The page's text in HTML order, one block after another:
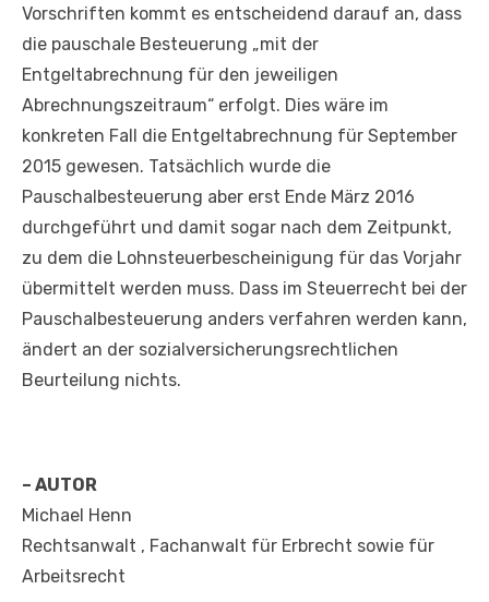
Vorschriften kommt es entscheidend darauf an, dass
die pauschale Besteuerung „mit der
Entgeltabrechnung für den jeweiligen
Abrechnungszeitraum“ erfolgt. Dies wäre im
konkreten Fall die Entgeltabrechnung für September
2015 gewesen. Tatsächlich wurde die
Pauschalbesteuerung aber erst Ende März 2016
durchgeführt und damit sogar nach dem Zeitpunkt,
zu dem die Lohnsteuerbescheinigung für das Vorjahr
übermittelt werden muss. Dass im Steuerrecht bei der
Pauschalbesteuerung anders verfahren werden kann,
ändert an der sozialversicherungsrechtlichen
Beurteilung nichts.
– AUTOR
Michael Henn
Rechtsanwalt , Fachanwalt für Erbrecht sowie für
Arbeitsrecht